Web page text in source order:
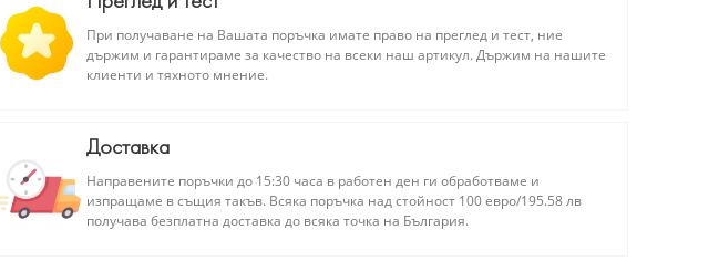
При получаване на Вашата поръчка имате право на преглед и тест, ние
държим и гарантираме за качество на всеки наш артикул. Държим на нашите
клиенти и тяхното мнение.
Доставка
Направените поръчки до 15:30 часа в работен ден ги обработваме и
изпращаме в същия такъв. Всяка поръчка над стойност 100 евро/195.58 лв
получава безплатна доставка до всяка точка на България.